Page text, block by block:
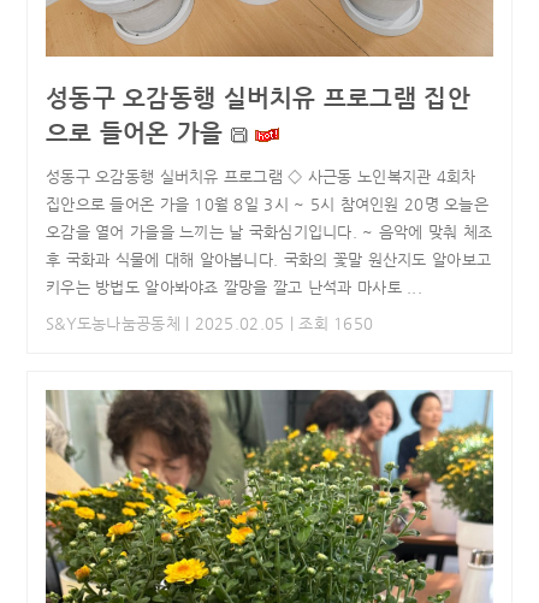
성동구 오감동행 실버치유 프로그램 집안
으로 들어온 가을
성동구 오감동행 실버치유 프로그램 ◇ 사근동 노인복지관 4회차
집안으로 들어온 가을 10월 8일 3시 ~ 5시 참여인원 20명 오늘은
오감을 열어 가을을 느끼는 날 국화심기입니다. ~ 음악에 맞춰 체조
후 국화과 식물에 대해 알아봅니다. 국화의 꽃말 원산지도 알아보고
키우는 방법도 알아봐야죠 깔망을 깔고 난석과 마사토 ...
S&Y도농나눔공동체
| 2025.02.05 | 조회 1650